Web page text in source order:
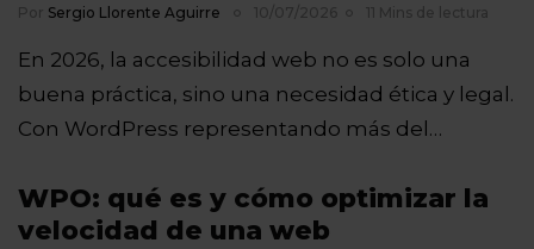
Por Sergio Llorente Aguirre 10/07/2026 11 Mins de lectura
En 2026, la accesibilidad web no es solo una
buena práctica, sino una necesidad ética y legal.
Con WordPress representando más del…
WPO: qué es y cómo optimizar la
velocidad de una web